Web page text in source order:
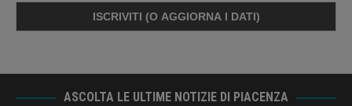
ASCOLTA LE ULTIME NOTIZIE DI PIACENZA